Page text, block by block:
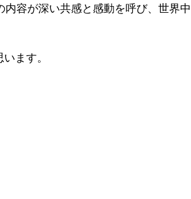
容が深い共感と感動を呼び、世界
ます。